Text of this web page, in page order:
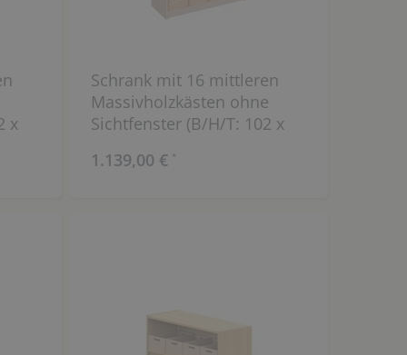
x
Schrank mit 16 mittleren
Massivholzkästen ohne
Sichtfenster (B/H/T: 102 x
1.139,00 € *